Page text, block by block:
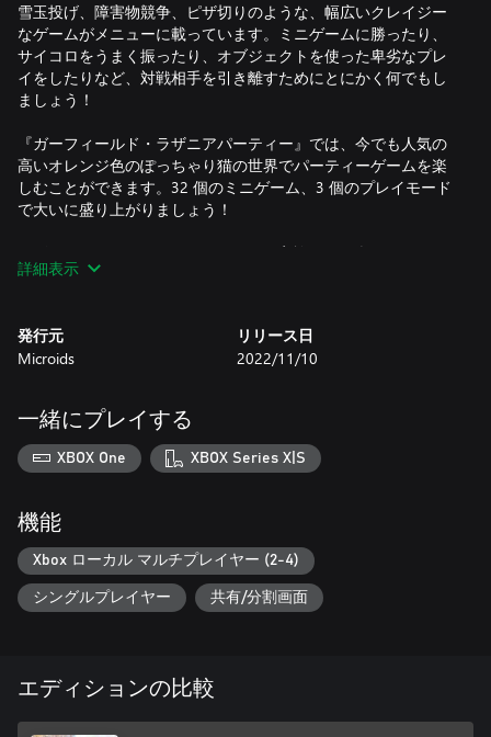
雪玉投げ、障害物競争、ピザ切りのような、幅広いクレイジー
なゲームがメニューに載っています。ミニゲームに勝ったり、
サイコロをうまく振ったり、オブジェクトを使った卑劣なプレ
イをしたりなど、対戦相手を引き離すためにとにかく何でもし
ましょう！
『ガーフィールド・ラザニアパーティー』では、今でも人気の
高いオレンジ色のぽっちゃり猫の世界でパーティーゲームを楽
しむことができます。32 個のミニゲーム、3 個のプレイモード
で大いに盛り上がりましょう！
ラザニアがそこまで好きでなくても... 家族一緒に楽しめるゲー
ムです！
チャレンジモード：この 4 人プレイヤーのモードでは、ゲーム
むことができます。ちょっと遊びたい人にも、本腰を入れてト
レーニングしたい人にもぴったりです！
対戦モード：このゲームモードでは、プレイヤーはチャンピオ
らランダムに選ばれたものを高速でプレイするという形式で
す！
32 個のミニゲームを最大 4 プレイヤーでお楽しみください！
大人気の 4 人のコミックキャラの 1 人になりきりましょう。
詳細表示
発行元
Microids
リリース日
2022/11/10
一緒にプレイする
XBOX One XBOX Series X|S
機能
Xbox ローカル マルチプレイヤー (2-4)
シングルプレイヤー 共有/分割画面
エディションの比較